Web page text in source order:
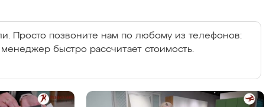
Просто позвоните нам по любому из телефонов:
быстро рассчитает стоимость.